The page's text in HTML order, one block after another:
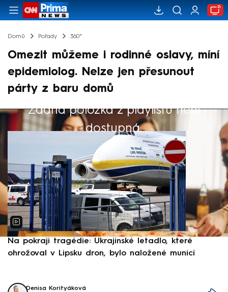
Domů Pořady 360°
Omezit můžeme i rodinné oslavy, míní
epidemiolog. Nelze jen přesunout
párty z baru domů
Žádná položka z playlistu není
dostupná.
Výběr redakce
Na pokraji tragédie: Ukrajinské letadlo, které
ohrožoval v Lipsku dron, bylo naložené municí
Denisa Korityáková